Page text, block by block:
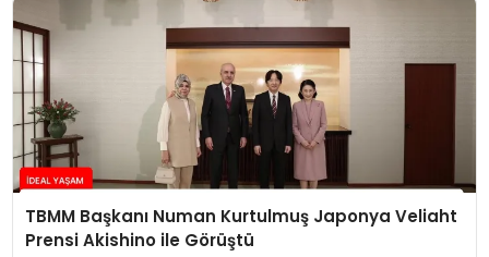
TBMM Başkanı Numan Kurtulmuş Japonya Veliaht
Prensi Akishino ile Görüştü